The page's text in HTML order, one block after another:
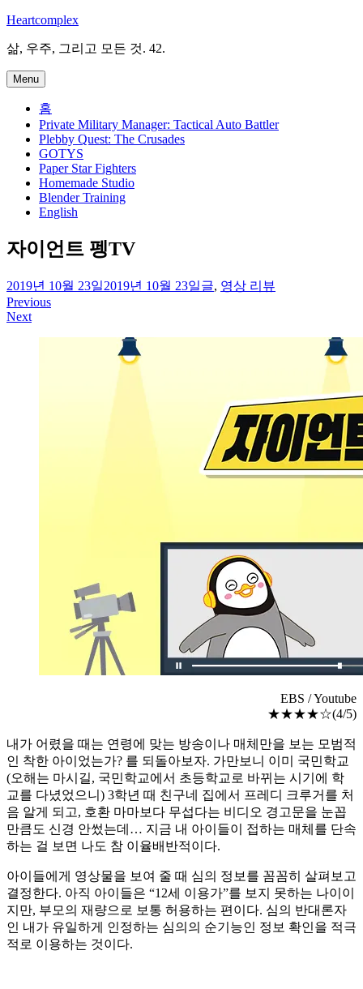
Skip
content
Heartcomplex
삶, 우주, 그리고 모든 것. 42.
Menu
홈
Private Military Manager: Tactical Auto Battler
Plebby Quest: The Crusades
GOTYS
Paper Star Fighters
Homemade Studio
Blender Training
English
자이언트 펭TV
irene
2019년 10월 23일2019년 10월 23일글, 영상 리뷰
글
Previous
Next
EBS / Youtube
★★★★☆(4/5)
내가 어렸을 때는 연령에 맞는 방송이나 매체만을 보는 모범적
인 착한 아이었는가? 를 되돌아보자. 가만보니 이미 국민학교
(오해는 마시길, 국민학교에서 초등학교로 바뀌는 시기에 학
교를 다녔었으니) 3학년 때 친구네 집에서 프레디 크루거를 처
음 알게 되고, 호환 마마보다 무섭다는 비디오 경고문을 눈꼽
만큼도 신경 안썼는데… 지금 내 아이들이 접하는 매체를 단속
하는 걸 보면 나도 참 이율배반적이다.
아이들에게 영상물을 보여 줄 때 심의 정보를 꼼꼼히 살펴보고
결정한다. 아직 아이들은 “12세 이용가”를 보지 못하는 나이이
지만, 부모의 재량으로 보통 허용하는 편이다. 심의 반대론자
인 내가 유일하게 인정하는 심의의 순기능인 정보 확인을 적극
적로 이용하는 것이다.